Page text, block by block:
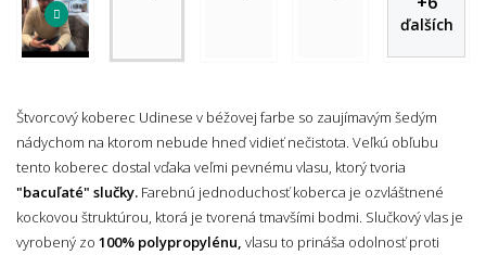
ďalších
Štvorcový koberec Udinese v béžovej farbe so zaujímavým šedým
nádychom na ktorom nebude hneď vidieť nečistota. Veľkú obľubu
tento koberec dostal vďaka veľmi pevnému vlasu, ktorý tvoria
"bacuľaté" slučky. Farebnú jednoduchosť koberca je ozvláštnené
kockovou štruktúrou, ktorá je tvorená tmavšími bodmi. Slučkový vlas je
vyrobený zo 100% polypropylénu, vlasu to prináša odolnosť proti